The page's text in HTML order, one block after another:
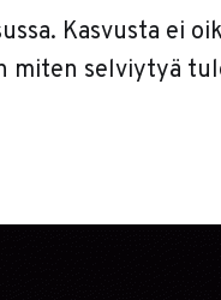
Kasvusta ei
miten selviytyä